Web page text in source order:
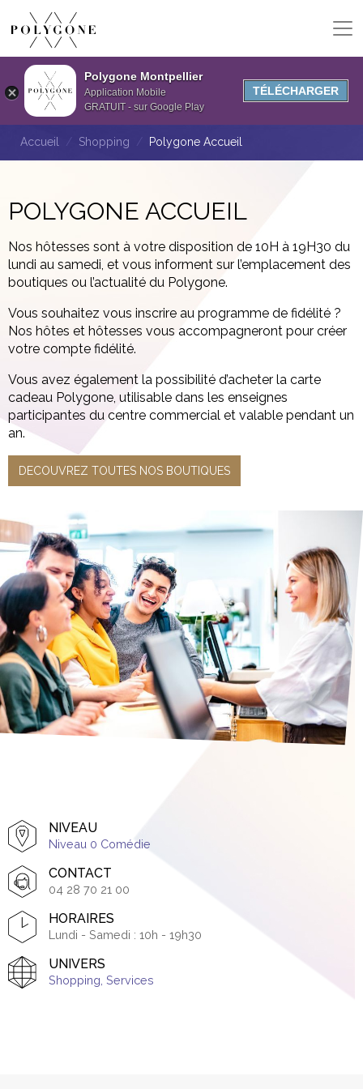
Polygone Montpellier
Application Mobile
GRATUIT - sur Google Play
TÉLÉCHARGER
Accueil Shopping Polygone Accueil
POLYGONE ACCUEIL
Nos hôtesses sont à votre disposition de 10H à 19H30 du
lundi au samedi, et vous informent sur l’emplacement des
boutiques ou l’actualité du Polygone.
Vous souhaitez vous inscrire au programme de fidélité ?
Nos hôtes et hôtesses vous accompagneront pour créer
votre compte fidélité.
Vous avez également la possibilité d’acheter la carte
cadeau Polygone, utilisable dans les enseignes
participantes du centre commercial et valable pendant un
an.
DECOUVREZ TOUTES NOS BOUTIQUES
NIVEAU
Niveau 0 Comédie
CONTACT
04 28 70 21 00
HORAIRES
Lundi - Samedi : 10h - 19h30
UNIVERS
Shopping Services